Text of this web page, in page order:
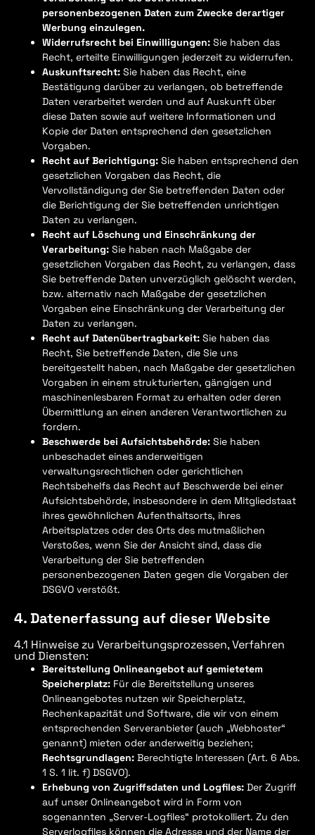
personenbezogenen Daten zum Zwecke derartiger
Werbung einzulegen.
Widerrufsrecht bei Einwilligungen: Sie haben das
Recht, erteilte Einwilligungen jederzeit zu widerrufen.
Auskunftsrecht: Sie haben das Recht, eine
Bestätigung darüber zu verlangen, ob betreffende
Daten verarbeitet werden und auf Auskunft über
diese Daten sowie auf weitere Informationen und
Kopie der Daten entsprechend den gesetzlichen
Vorgaben.
Recht auf Berichtigung: Sie haben entsprechend den
gesetzlichen Vorgaben das Recht, die
Vervollständigung der Sie betreffenden Daten oder
die Berichtigung der Sie betreffenden unrichtigen
Daten zu verlangen.
Recht auf Löschung und Einschränkung der
Verarbeitung: Sie haben nach Maßgabe der
gesetzlichen Vorgaben das Recht, zu verlangen, dass
Sie betreffende Daten unverzüglich gelöscht werden,
bzw. alternativ nach Maßgabe der gesetzlichen
Vorgaben eine Einschränkung der Verarbeitung der
Daten zu verlangen.
Recht auf Datenübertragbarkeit: Sie haben das
Recht, Sie betreffende Daten, die Sie uns
bereitgestellt haben, nach Maßgabe der gesetzlichen
Vorgaben in einem strukturierten, gängigen und
maschinenlesbaren Format zu erhalten oder deren
Übermittlung an einen anderen Verantwortlichen zu
fordern.
Beschwerde bei Aufsichtsbehörde: Sie haben
unbeschadet eines anderweitigen
verwaltungsrechtlichen oder gerichtlichen
Rechtsbehelfs das Recht auf Beschwerde bei einer
Aufsichtsbehörde, insbesondere in dem Mitgliedstaat
ihres gewöhnlichen Aufenthaltsorts, ihres
Arbeitsplatzes oder des Orts des mutmaßlichen
Verstoßes, wenn Sie der Ansicht sind, dass die
Verarbeitung der Sie betreffenden
personenbezogenen Daten gegen die Vorgaben der
DSGVO verstößt.
4. Datenerfassung auf dieser Website
4.1 Hinweise zu Verarbeitungsprozessen, Verfahren
und Diensten:
Bereitstellung Onlineangebot auf gemietetem
Speicherplatz: Für die Bereitstellung unseres
Onlineangebotes nutzen wir Speicherplatz,
Rechenkapazität und Software, die wir von einem
entsprechenden Serveranbieter (auch „Webhoster“
genannt) mieten oder anderweitig beziehen;
Rechtsgrundlagen: Berechtigte Interessen (Art. 6 Abs.
1 S. 1 lit. f) DSGVO).
Erhebung von Zugriffsdaten und Logfiles: Der Zugriff
auf unser Onlineangebot wird in Form von
sogenannten „Server-Logfiles“ protokolliert. Zu den
Serverlogfiles können die Adresse und der Name der